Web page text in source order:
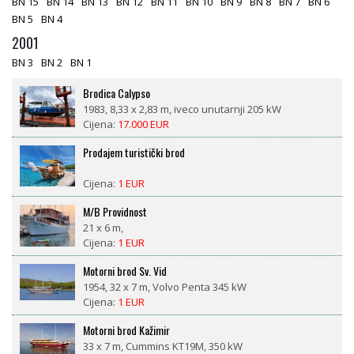
BN 5
BN 4
2001
BN 3 BN 2 BN 1
Brodica Calypso
1983, 8,33 x 2,83 m, iveco unutarnji 205 kW
Cijena: 17.000 EUR
Prodajem turistički brod
Cijena: 1 EUR
M/B Providnost
21 x 6 m,
Cijena: 1 EUR
Motorni brod Sv. Vid
1954, 32 x 7 m, Volvo Penta 345 kW
Cijena: 1 EUR
Motorni brod Kažimir
33 x 7 m, Cummins KT19M, 350 kW